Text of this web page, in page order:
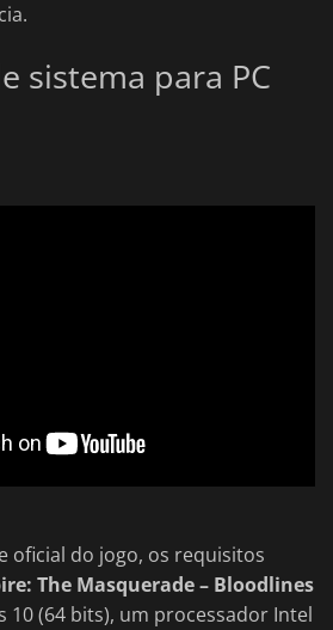
sistema para PC
oficial do jogo, os requisitos
The Masquerade – Bloodlines
10 (64 bits), um processador Intel